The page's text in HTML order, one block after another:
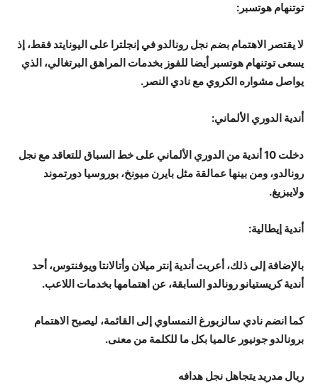
توتنهام هوتسبر:
لا يقتصر الاهتمام بضم نجل رونالدو في إنجلترا على اليونايتد فقط، إذ
يسعى توتنهام هوتسبر أيضا للفوز بخدمات المراهق البرتغالي، الذي
يواصل مشواره الكروي مع نادي النصر.
أندية الدوري الألماني:
دخلت 10 أندية من الدوري الألماني على خط السباق للتعاقد مع نجل
رونالدو، ومن بينها عمالقة مثل بايرن ميونخ، بوروسيا دورتموند
ولايبزيغ.
أندية إيطالية:
بالإضافة إلى ذلك، أعربت أندية إنتر ميلان وأتالانتا ويوفنتوس، أحد
أندية كريستيانو رونالدو السابقة، عن اهتمامها بخدمات اللاعب.
كما انضم نادي سالزبورغ النمساوي إلى القائمة، ليصبح الاهتمام
برونالدو جونيور عالميا بكل ما للكلمة من معنى.
ريال مدريد يتجاهل نجل هدافه